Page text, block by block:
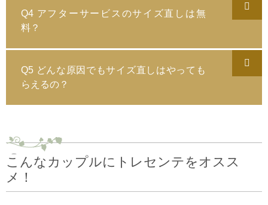
Q4 アフターサービスのサイズ直しは無
料？
Q5 どんな原因でもサイズ直しはやっても
らえるの？
こんなカップルにトレセンテをオスス
メ！